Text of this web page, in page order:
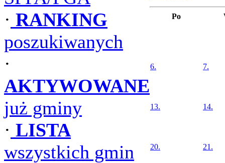
· RANKING
poszukiwanych
·
AKTYWOWANE
już gminy
· LISTA
wszystkich gmin
Po
6. 7.
13. 14.
20. 21.